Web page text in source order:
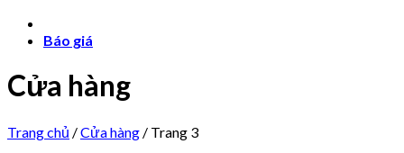
Báo giá
Cửa hàng
Trang chủ /Cửa hàng / Trang 3